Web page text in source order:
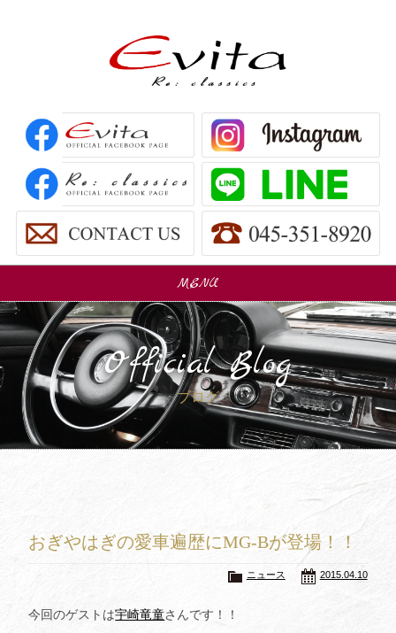
MENU
Car Sales
販売車
パーツ販売
Trade In
買取査定
会社概要
Official Blog
ブログ
おぎやはぎの愛車遍歴にMG-Bが登場！！
2015.04.10
ニュース
今回のゲストは宇崎竜童さんです！！